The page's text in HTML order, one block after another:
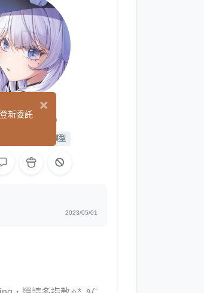
(3)
L2D 模型
2023/05/01
×
新委託